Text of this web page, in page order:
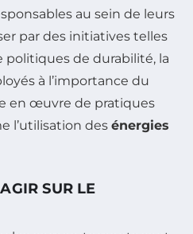
au sein de leurs
par des initiatives telles
politiques de durabilité, la
à l’importance du
en œuvre de pratiques
l’utilisation des énergies
SUR LE